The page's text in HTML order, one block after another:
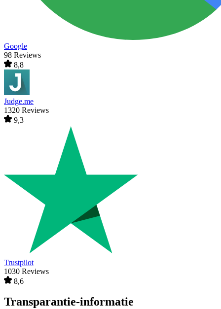
Google
98 Reviews
8,8
Judge.me
1320 Reviews
9,3
Trustpilot
1030 Reviews
8,6
Transparantie-informatie